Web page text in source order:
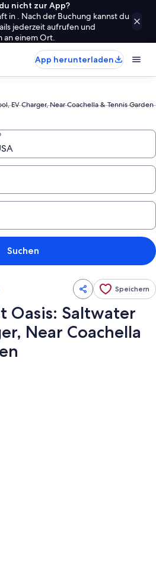
nicht zur App?
in . Nach der Buchung kannst du
jederzeit aufrufen und
an einem Ort.
App herunterladen
EV Charger, Near Coachella & Tennis Garden
Suchen
Speichern
Oasis: Saltwater
Near Coachella